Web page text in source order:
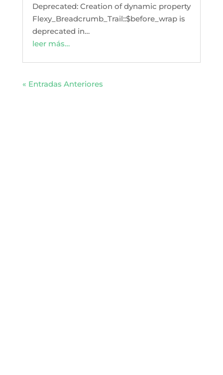
Deprecated: Creation of dynamic property
Flexy_Breadcrumb_Trail::$before_wrap is
deprecated in…
leer más…
« Entradas Anteriores